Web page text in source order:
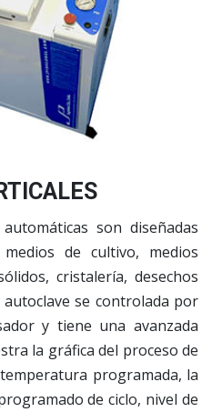
son diseñadas
de cultivo, medios
cristalería, desechos
se controlada por
y tiene una avanzada
la gráfica del proceso de
programada, la
de ciclo, nivel de